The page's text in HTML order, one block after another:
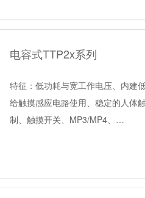
电容式TTP2x系列
特征：低功耗与宽工作电压、内建
给触摸感应电路使用、稳定的人体
制、触摸开关、MP3/MP4、…